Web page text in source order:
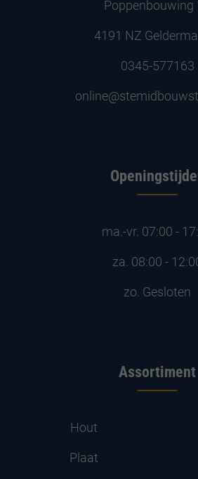
Poppenbouwing
4191 NZ
0345-577163
ma.-vr. 07:00 -
za. 08:00 -
zo. Gesloten
Assortiment
Hout
Plaat